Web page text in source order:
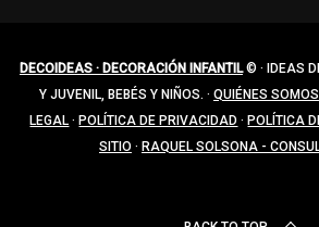
DECOIDEAS · DECORACIÓN INFANTIL© · IDEAS
Y JUVENIL, BEBÉS Y NIÑOS. · QUIÉNES SOMOS
LEGAL · POLÍTICA DE PRIVACIDAD · POLÍTICA
SITIO · RAQUEL SOLSONA -